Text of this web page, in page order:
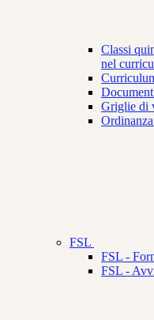
Classi
nel
Griglie di
FSL
FSL -
FSL -